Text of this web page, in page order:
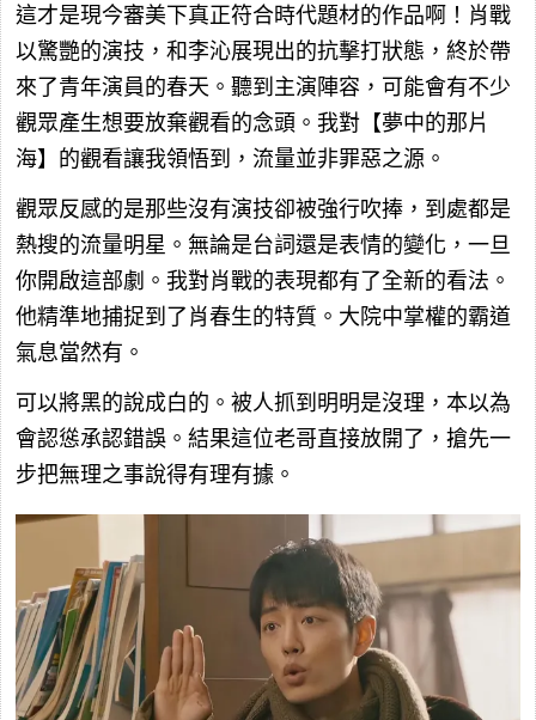
這才是現今審美下真正符合時代題材的作品啊！肖戰
以驚艷的演技，和李沁展現出的抗擊打狀態，終於帶
來了青年演員的春天。聽到主演陣容，可能會有不少
觀眾產生想要放棄觀看的念頭。我對【夢中的那片
海】的觀看讓我領悟到，流量並非罪惡之源。
觀眾反感的是那些沒有演技卻被強行吹捧，到處都是
熱搜的流量明星。無論是台詞還是表情的變化，一旦
你開啟這部劇。我對肖戰的表現都有了全新的看法。
他精準地捕捉到了肖春生的特質。大院中掌權的霸道
氣息當然有。
可以將黑的說成白的。被人抓到明明是沒理，本以為
會認慫承認錯誤。結果這位老哥直接放開了，搶先一
步把無理之事說得有理有據。